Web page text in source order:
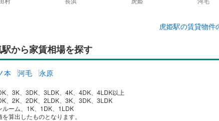
虎姫駅の賃貸物件
から家賃相場を探す
本 河毛 永原
、3K、3DK、3LDK、4K、4DK、4LDK以上
、2K、2DK、2LDK、3K、3DK、3LDK
ーム、1K、1DK、1LDK
算出したものとなります。